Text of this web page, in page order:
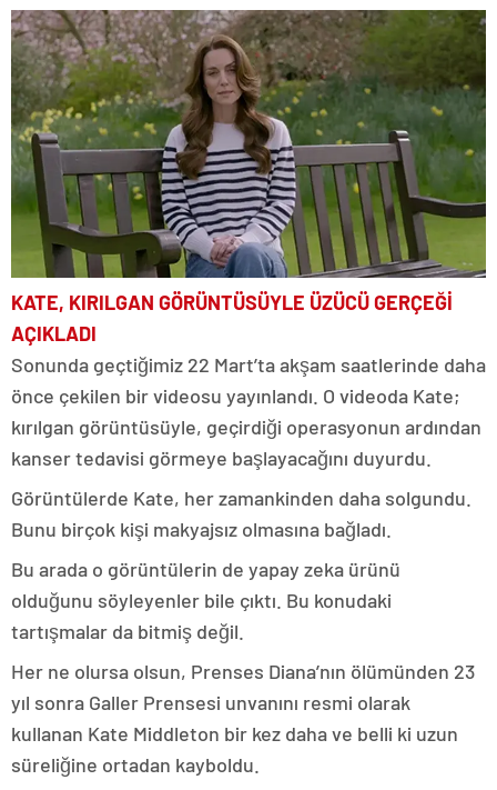
KATE, KIRILGAN GÖRÜNTÜSÜYLE ÜZÜCÜ GERÇEĞİ
AÇIKLADI
Sonunda geçtiğimiz 22 Mart’ta akşam saatlerinde daha
önce çekilen bir videosu yayınlandı. O videoda Kate;
kırılgan görüntüsüyle, geçirdiği operasyonun ardından
kanser tedavisi görmeye başlayacağını duyurdu.
Görüntülerde Kate, her zamankinden daha solgundu.
Bunu birçok kişi makyajsız olmasına bağladı.
Bu arada o görüntülerin de yapay zeka ürünü
olduğunu söyleyenler bile çıktı. Bu konudaki
tartışmalar da bitmiş değil.
Her ne olursa olsun, Prenses Diana’nın ölümünden 23
yıl sonra Galler Prensesi unvanını resmi olarak
kullanan Kate Middleton bir kez daha ve belli ki uzun
süreliğine ortadan kayboldu.